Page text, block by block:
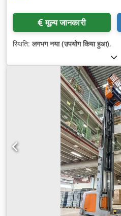
मूल्य जानकारी
स्थिति:लगभग नया (उपयोग किया हुआ),